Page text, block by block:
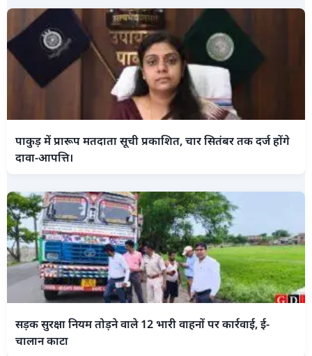
पाकुड़ में प्रारूप मतदाता सूची प्रकाशित, चार सितंबर तक दर्ज होंगे
दावा-आपत्ति।
सड़क सुरक्षा नियम तोड़ने वाले 12 भारी वाहनों पर कार्रवाई, ई-
चालान काटा